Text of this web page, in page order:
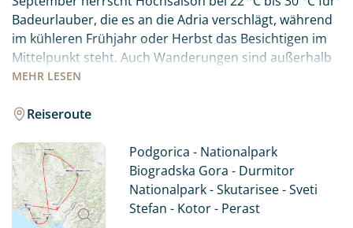
MEHR LESEN
Badeurlauber, die es an die Adria verschlägt, während
im kühleren Frühjahr oder Herbst das Besichtigen im
Mittelpunkt steht. Auch Wanderungen sind außerhalb
der Sommermonate empfehlenswerter.
Zu den Perlen Montenegros gehören der längste und
tiefste Canyon Europas, die Tara-Schlucht, die Bucht
von Kotor, der südlichste Fjord des Kontinents, sowie
verträumte Sandstrände in der Küstenregion.
Im Norden von Montenegro warten auch im Sommer
schneebedeckte Berge, Gletscherseen, und der letzte
Reiseroute
Podgorica - Nationalpark
Biogradska Gora - Durmitor
Nationalpark - Skutarisee - Sveti
Stefan - Kotor - Perast